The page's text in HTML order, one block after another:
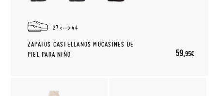
27 44
ZAPATOS CASTELLANOS MOCASINES DE
PIEL PARA NIÑO
59,95€